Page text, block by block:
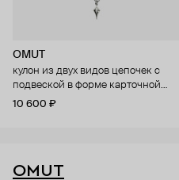
OMUT
кулон из двух видов цепочек с
подвеской в форме карточной
масти бубны diamond из стали и
10 600 ₽
OMUT